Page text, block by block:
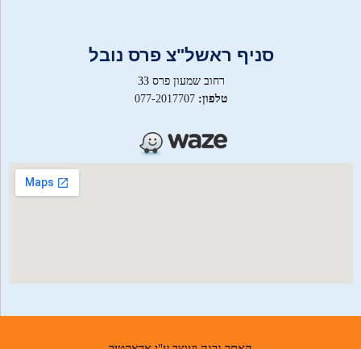
סניף ראשל"צ פרס נובל
רחוב שמעון פרס 33
טלפון: 077-2017707